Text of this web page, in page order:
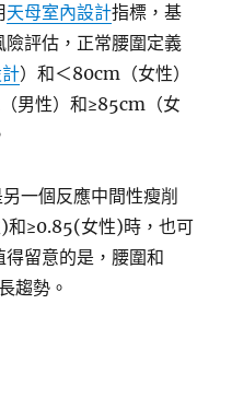
天母室內設計指標，基
評估，正常腰圍定義
）和＜80cm（女性）
男性）和≥85cm（女
一個反應中間性瘦削
和≥0.85(女性)時，也可
留意的是，腰圍和
趨勢。